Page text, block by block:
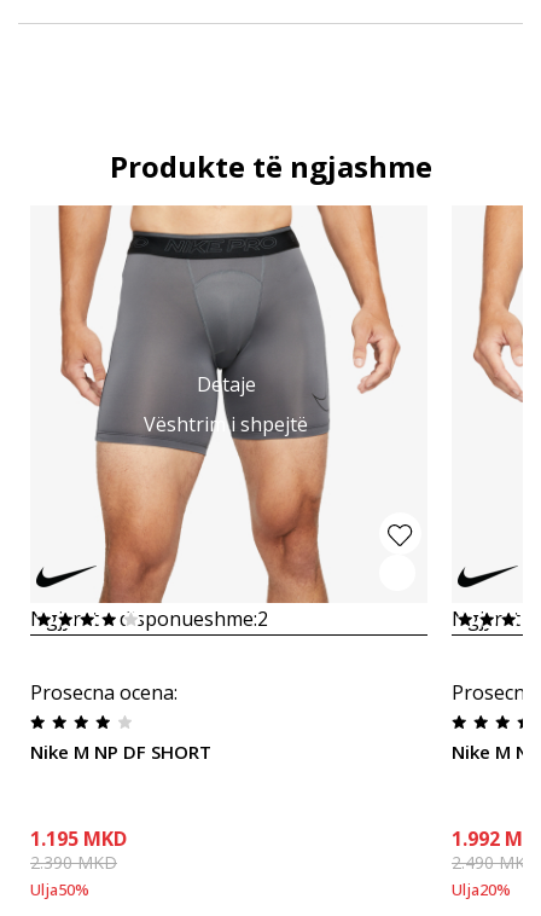
Produkte të ngjashme
Detaje
Vështrim i shpejtë
Ngjyrat e disponueshme:2
Prosecna ocena:
Nike M NP DF SHORT
1.195 MKD
2.390MKD
Ulja50%
Ngjyrat e
Nike M
1.992
2.490MKD
Ulja20%